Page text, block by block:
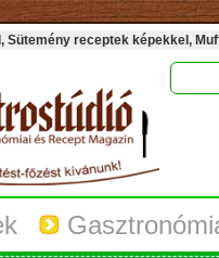
Sütemény receptek képekkel,